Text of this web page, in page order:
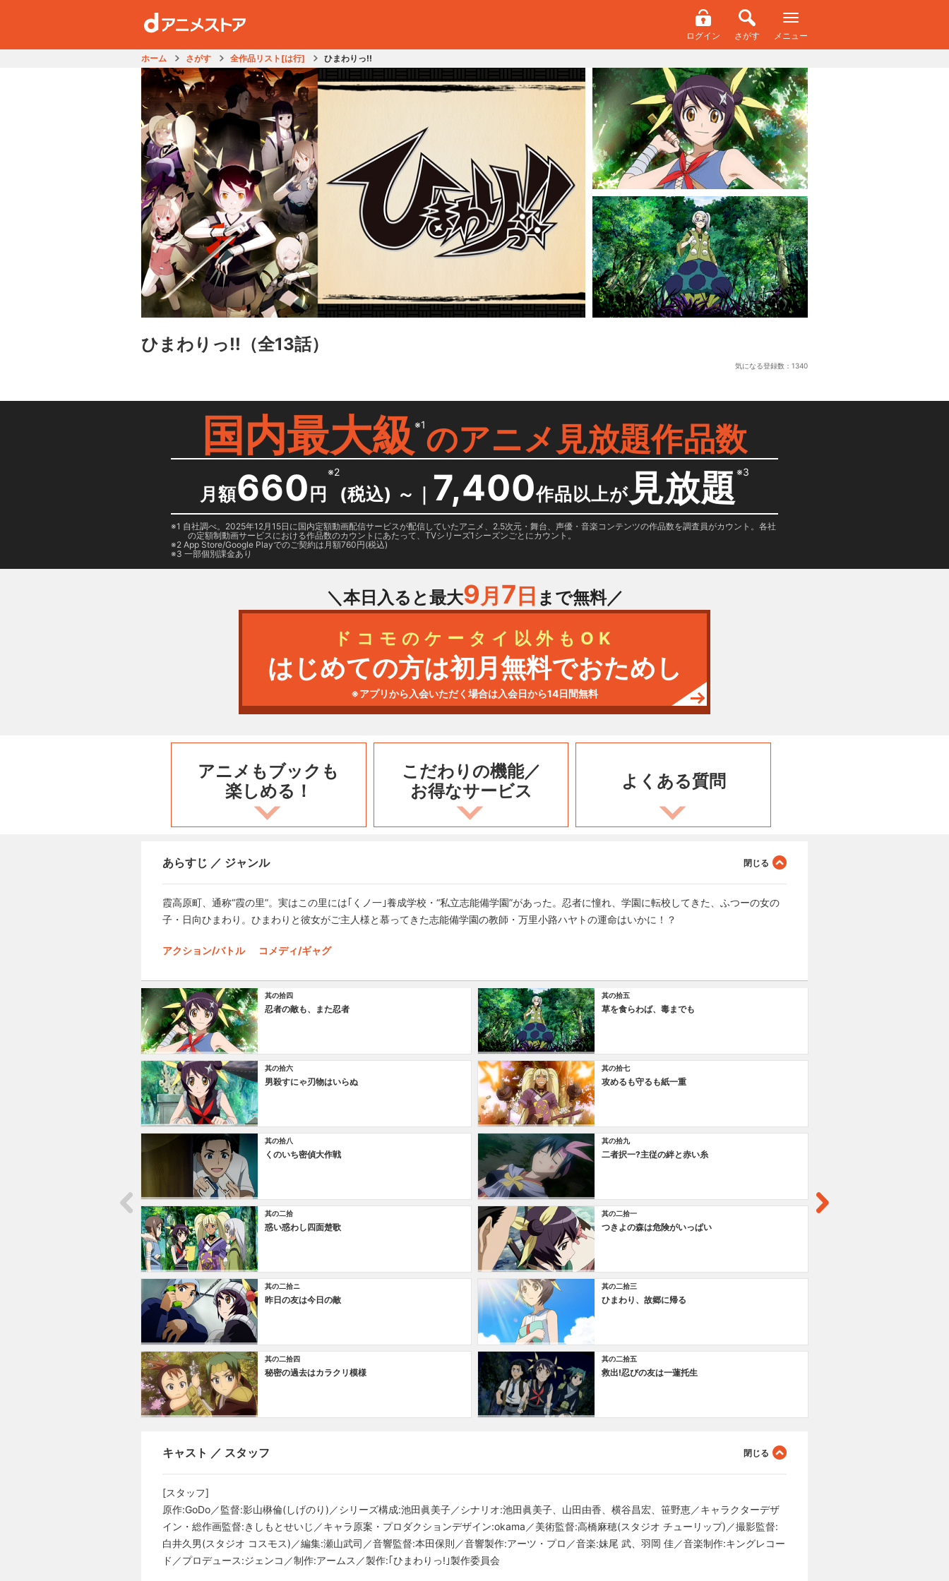
ログイン さがす メニュー
ホーム さがす 全作品リスト[は行] ひまわりっ!!
ひまわりっ!! （全13話）
気になる登録数： 1340
国内最大級 ※1のアニメ見放題作品数
月額660 円
※2
(税込) ～ ｜ 7,400作品以上が 見放題※3
1 自社調べ。2025年12月15日に国内定額動画配信サービスが配信していたアニメ、2.5次元・舞台、声優・音楽コンテンツの作品数を調査員がカウント。各社
の定額制動画サービスにおける作品数のカウントにあたって、TVシリーズ1シーズンごとにカウント。
2 App Store/Google Playでのご契約は月額760円(税込)
3 一部個別課金あり
＼本日入ると最大9月 7 日 まで無料／
ドコモのケータイ以外もOK
はじめての方は初月無料でおためし
※アプリから入会いただく場合は入会日から14日間無料
アニメもブックも
楽しめる！
こだわりの機能／
お得なサービス
よくある質問
あらすじ ／ ジャンル
霞高原町、通称“霞の里”。実はこの里には｢くノ一｣養成学校・“私立志能備学園”があった。忍者に憧れ、学園に転校してきた、ふつーの女の
子・日向ひまわり。ひまわりと彼女がご主人様と慕ってきた志能備学園の教師・万里小路ハヤトの運命はいかに！？
アクション/バトル コメディ/ギャグ
其の拾四
忍者の敵も、また忍者
其の拾五
草を食らわば、毒までも
其の拾六
男殺すにゃ刃物はいらぬ
其の拾七
攻めるも守るも紙一重
其の拾八
くのいち密偵大作戦
其の拾九
二者択一?主従の絆と赤い糸
其の二拾
惑い惑わし四面楚歌
其の二拾一
つきよの森は危険がいっぱい
其の二拾ニ
昨日の友は今日の敵
其の二拾三
ひまわり、故郷に帰る
其の二拾四
秘密の過去はカラクリ模様
其の二拾五
救出!忍びの友は一蓮托生
キャスト ／ スタッフ
[スタッフ]
原作:GoDo／監督:影山楙倫(しげのり)／シリーズ構成:池田眞美子／シナリオ:池田眞美子、山田由香、横谷昌宏、笹野恵／キャラクターデザ
イン・総作画監督:きしもとせいじ／キャラ原案・プロダクションデザイン:okama／美術監督:高橋麻穂(スタジオ チューリップ)／撮影監督:
白井久男(スタジオ コスモス)／編集:瀬山武司／音響監督:本田保則／音響製作:アーツ・プロ／音楽:妹尾 武、羽岡 佳／音楽制作:キングレコー
ド／プロデュース:ジェンコ／制作:アームス／製作:｢ひまわりっ!｣製作委員会